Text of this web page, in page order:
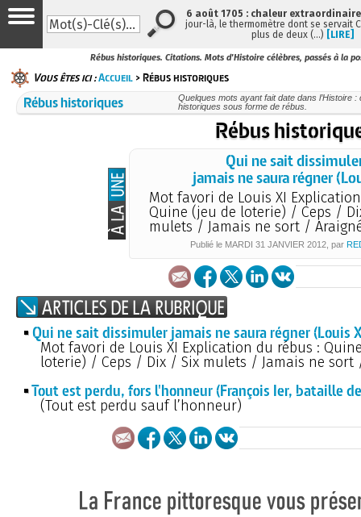
Rébus historiques. Citations. Mots d'Histoire célèbres, passés à la
Vous êtes ici :Accueil > Rébus historiques
Rébus historiques
Quelques mots ayant fait date dans l’Histoire
historiques sous forme de rébus.
Rébus
Qui ne sait
jamais ne saura régner
Mot favori de Louis XI
Quine (jeu de loterie) / Ceps /
mulets / Jamais ne sort /
Publié le MARDI 31 JANVIER 2012, par
Qui ne sait dissimuler jamais ne saura régner (Louis
Mot favori de Louis XI Explication du rébus :
loterie) / Ceps / Dix / Six mulets / Jamais ne sort
Tout est perdu, fors l'honneur (François Ier, bataille
(Tout est perdu sauf l’honneur)
6 août 1705 : chaleur
jour-là, le thermomètre dont se servait
plus de deux (…) [LIRE]